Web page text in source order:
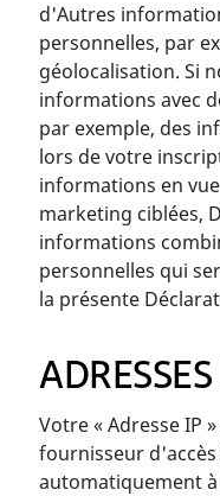
d'Autres
personnelles, par
géolocalisation. Si
informations avec
par exemple, des
lors de votre
informations en
marketing ciblées,
informations
personnelles qui
la présente
Votre « Adresse IP
fournisseur
automatiquement